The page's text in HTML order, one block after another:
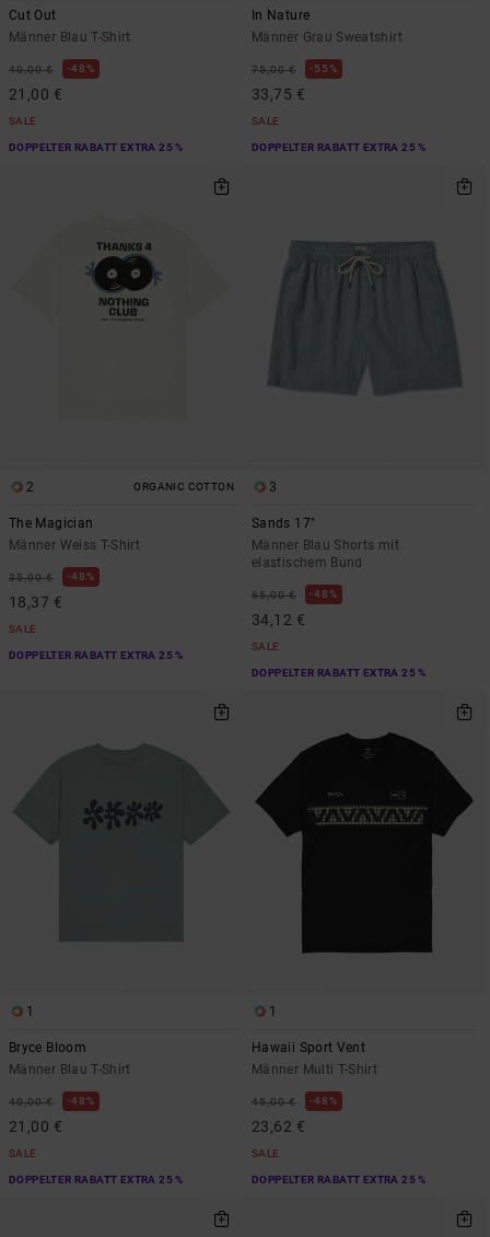
Cut Out
Männer Blau T-Shirt
40,00 € 48%
21,00 €
SALE
DOPPELTER RABATT EXTRA 25 %
In Nature
Männer Grau Sweatshirt
75,00 € 55%
33,75 €
SALE
DOPPELTER RABATT EXTRA 25 %
2 ORGANIC COTTON
The Magician
Männer Weiss T-Shirt
35,00 € 48%
18,37 €
SALE
DOPPELTER RABATT EXTRA 25 %
3
Sands 17"
Männer Blau Shorts mit
elastischem Bund
65,00 € 48%
34,12 €
SALE
DOPPELTER RABATT EXTRA 25 %
1
Bryce Bloom
Männer Blau T-Shirt
40,00 € 48%
21,00 €
SALE
DOPPELTER RABATT EXTRA 25 %
1
Hawaii Sport Vent
Männer Multi T-Shirt
45,00 € 48%
23,62 €
SALE
DOPPELTER RABATT EXTRA 25 %